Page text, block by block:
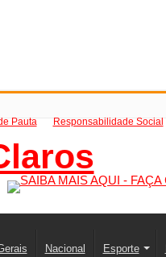
Pauta Responsabilidade Social
Nacional Esporte